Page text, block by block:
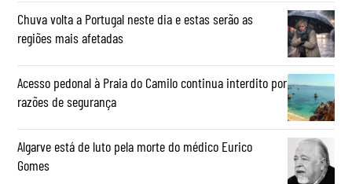
Chuva volta a Portugal neste dia e estas serão as
regiões mais afetadas
Acesso pedonal à Praia do Camilo continua interdito por
razões de segurança
Algarve está de luto pela morte do médico Eurico
Gomes